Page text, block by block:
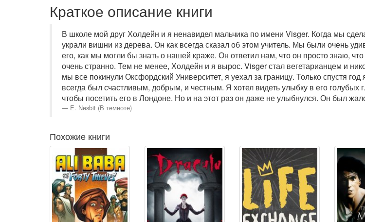
Краткое описание книги
В школе мой друг Холдейн и я ненавидел мальчика по имени Visger. Когда мы
украли вишни из дерева. Он как всегда сказал об этом учитель. Мы были очень
его, как мы могли бы знать о нашей краже. Он ответил нам, что он просто знаю,
очень странно. Тем не менее, Холдейн и я вырос. Visger стал вегетарианцем и
мы все покинули Оксфордский Университет, я уехал за границу. Только спустя
всегда был счастливым, добрым, и честным. Я хотел видеть улыбку в его голубых
чтобы посетить его в Лондоне. Но и на этот раз он даже не улыбнулся. Он был
E. Nesbit (В темноте)
Похожие книги